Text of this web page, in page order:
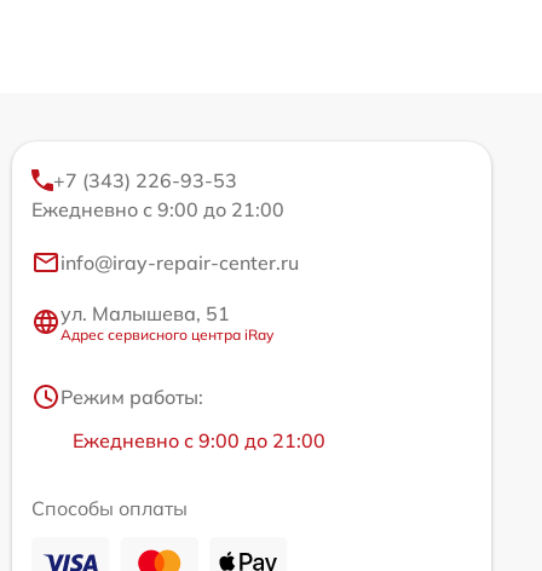
+7 (343) 226-93-53
Ежедневно с 9:00 до 21:00
info@iray-repair-center.ru
ул. Малышева, 51
Адрес сервисного центра iRay
Режим работы:
Ежедневно с 9:00 до 21:00
Способы оплаты